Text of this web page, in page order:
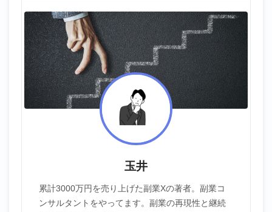
玉井
累計3000万円を売り上げた副業Xの著者。副業コ
ンサルタントをやってます。副業の再現性と継続